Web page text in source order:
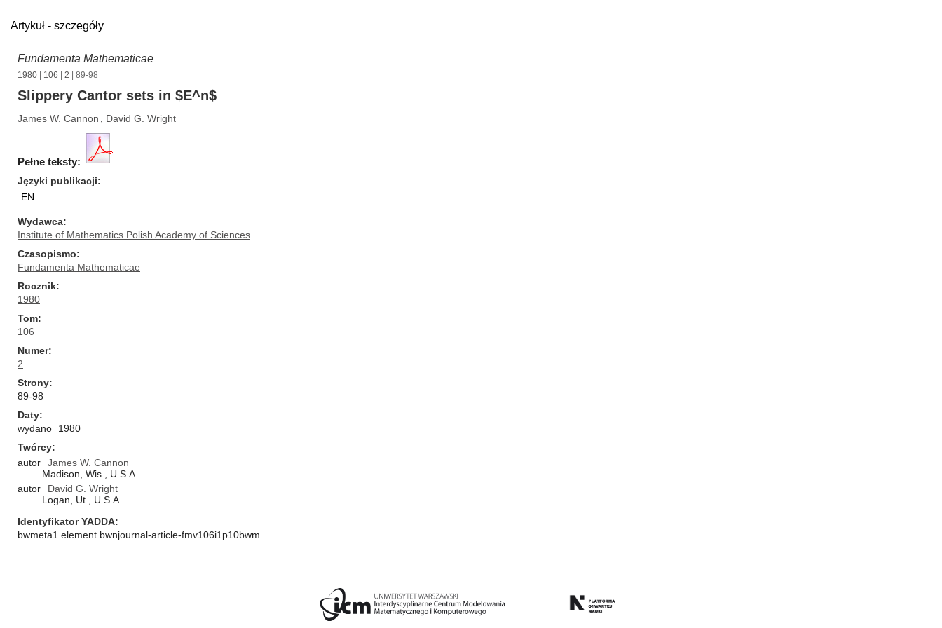
Artykuł - szczegóły
Fundamenta Mathematicae
1980 106 2 | 89-98
Slippery Cantor sets in $E^n$
James W. Cannon David G. Wright
Pełne teksty:
Języki publikacji
EN
Wydawca
Institute of Mathematics Polish Academy of Sciences
Czasopismo
Fundamenta Mathematicae
Rocznik
1980
Tom
106
Numer
2
Strony
89-98
Daty
wydano
1980
Twórcy
autor
James W. Cannon
Madison, Wis., U.S.A.
autor
David G. Wright
Logan, Ut., U.S.A.
Identyfikator YADDA
bwmeta1.element.bwnjournal-article-fmv106i1p10bwm